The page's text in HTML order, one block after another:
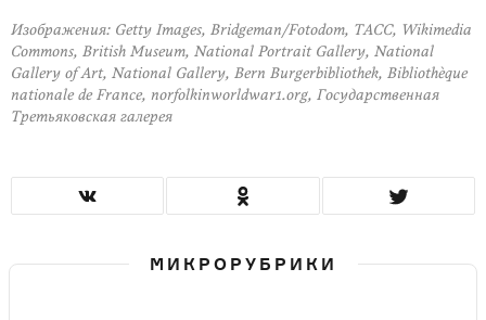
Изображения: Getty Images, Bridgeman/Fotodom, ТАСС, Wikimedia
Commons, British Museum, National Portrait Gallery, National
Gallery of Art, National Gallery, Bern Burgerbibliothek, Bibliothèque
nationale de France, norfolkinworldwar1.org, Государственная
Третьяковская галерея
МИКРОРУБРИКИ